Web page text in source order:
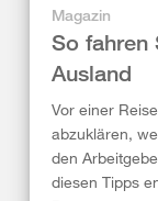
Magazin
So fahren
Ausland
Vor einer
abzuklären,
den
diesen Tipps